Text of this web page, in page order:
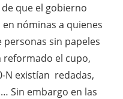
que el gobierno
nóminas a quienes
sin papeles
el cupo,
N existían redadas,
Sin embargo en las